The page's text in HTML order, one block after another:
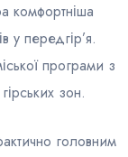
комфортніша
у передгір’я.
програми з
зон.
головним